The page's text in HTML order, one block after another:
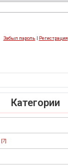
Забыл пароль | Регистрация
Категории
[7]